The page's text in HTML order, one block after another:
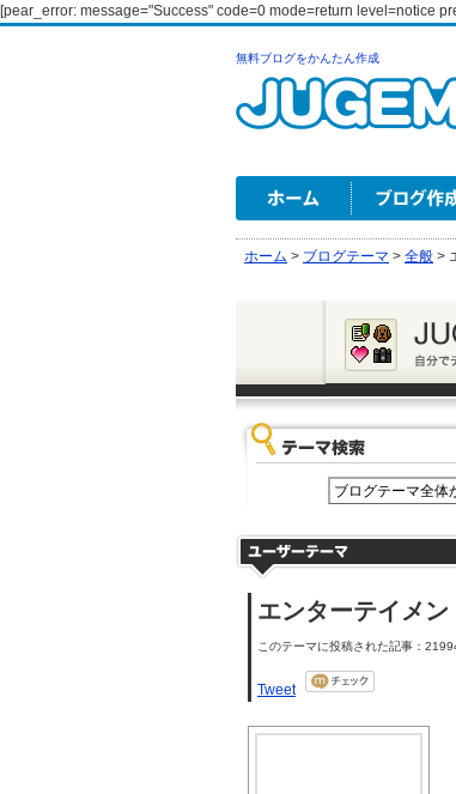
[pear_error: message="Success" code=0 mode=return level=notice
無料ブログをかんたん作成
ホーム > ブログテーマ > 全般 >
エンターテイメン
このテーマに投稿された記事：
Tweet